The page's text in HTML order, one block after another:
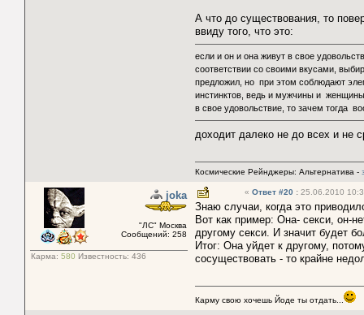
А что до существования, то
ввиду того, что это:
если и он и она живут в свое
соответствии со своими вкусами,
предложил, но при этом соблюдают
инстинктов, ведь и мужчины и женщины
в свое удовольствие, то зачем
доходит далеко не до всех и не
Космические Рейнджеры: Альтернатива -
joka
"ЛС" Москва
Сообщений: 258
Карма: 580 Известность: 436
« Ответ #20 : 25.06.2010
Знаю случаи, когда это
Вот как пример: Она- секси, он-
другому секси. И значит будет
Итог: Она уйдет к другому,
сосуществовать - то крайне
Карму свою хочешь Йоде ты отдать...